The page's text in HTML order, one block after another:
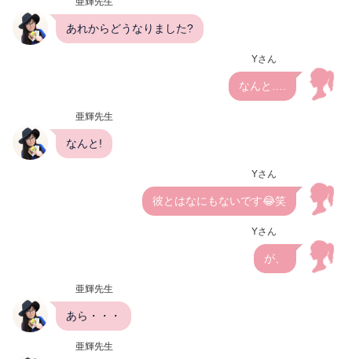
あれからどうなりました?
Yさん
なんと….
亜輝先生
なんと!
Yさん
彼とはなにもないです😂笑
Yさん
が、
亜輝先生
あら・・・
亜輝先生